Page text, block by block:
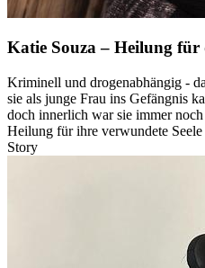
Katie Souza – Heilung für
Kriminell und drogenabhängig -
sie als junge Frau ins Gefängnis
doch innerlich war sie immer
Heilung für ihre verwundete
Story